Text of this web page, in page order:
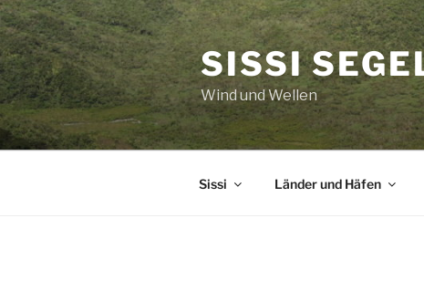
Zum
Inhalt
springen
SISSI
Wind und Wellen
Sissi Länder und Häfen